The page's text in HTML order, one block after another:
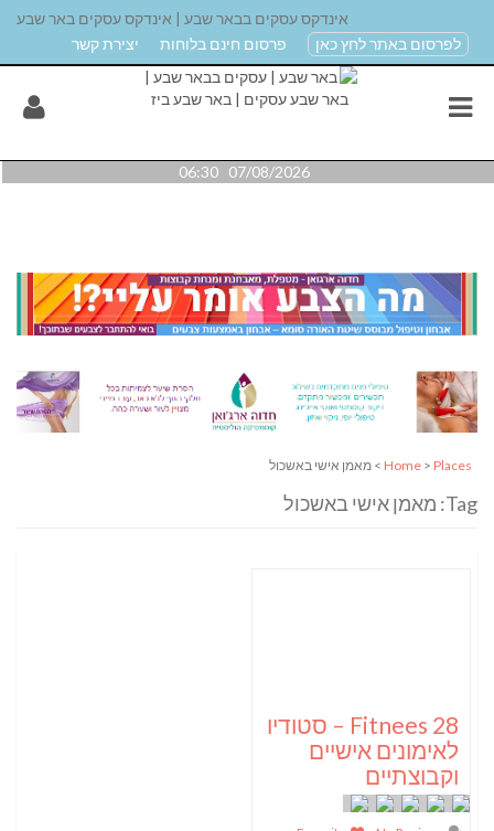
אינדקס עסקים בבאר שבע | אינדקס עסקים באר שבע
לפרסום באתר לחץ כאן
פרסום חינם בלוחות יצירת קשר
07/08/2026 06:30
Home > Places > מאמן אישי באשכול
Tag: מאמן אישי באשכול
Fitnees 28 – סטודיו
לאימונים אישיים
וקבוצתיים